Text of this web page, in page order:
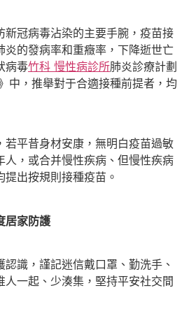
冠病毒沾染的主要手腕，疫苗接
炎的發病率和重癥率，下降逝世亡
病毒竹科 慢性病診所肺炎診療計劃
中，推舉對于合適接種前提者，均
平昔身材安康，無明白疫苗過敏
人，或合并慢性疾病、但慢性疾病
出按規則接種疫苗。
家防護
識，謹記迷信戴口罩、勤洗手、
人一起、少湊集，堅持平安社交間